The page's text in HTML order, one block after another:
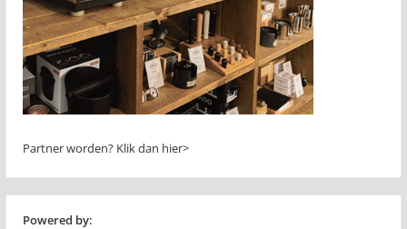
Partner worden? Klik dan hier>
Powered by: